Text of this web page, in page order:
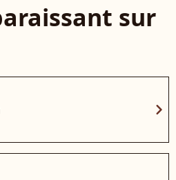
sur
chevron_right